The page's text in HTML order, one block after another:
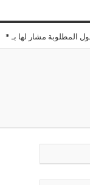
المطلوبة مشار لها بـ *